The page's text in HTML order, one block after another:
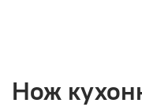
Нож